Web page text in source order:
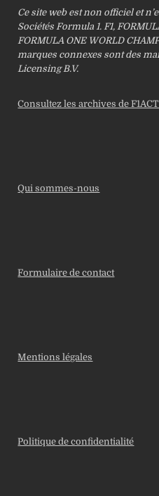
Ce site web est non officiel et
Sociétés Formula 1. F1,
FORMULA ONE WORLD
marques connexes sont des
Licensing B.V.
Consultez les archives de
Qui sommes-nous
Formulaire de contact
Mentions légales
Politique de confidentialité